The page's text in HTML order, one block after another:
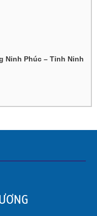
Ninh Phúc – Tỉnh Ninh